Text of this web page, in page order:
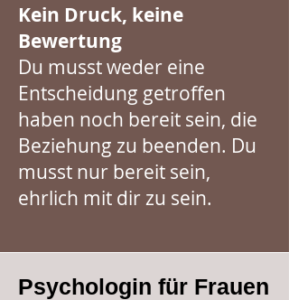
Kein Druck, keine
Bewertung
Du musst weder eine
Entscheidung getroffen
haben noch bereit sein, die
Beziehung zu beenden. Du
musst nur bereit sein,
ehrlich mit dir zu sein.
Psychologin für Frauen